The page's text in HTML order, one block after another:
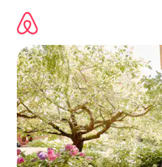
direct
naar
inhoud